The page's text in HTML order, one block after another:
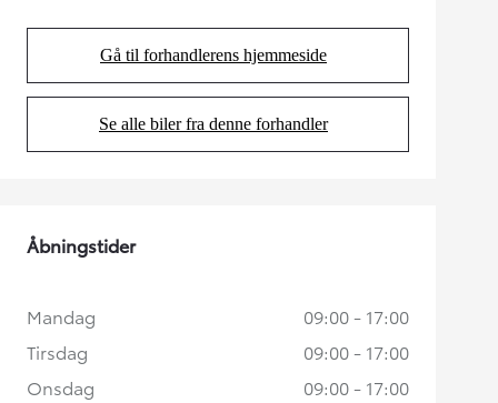
Gå til forhandlerens hjemmeside
(Opens in new tab)
Se alle biler fra denne forhandler
(Opens in new tab)
Åbningstider
Mandag
09:00 - 17:00
Tirsdag
09:00 - 17:00
Onsdag
09:00 - 17:00